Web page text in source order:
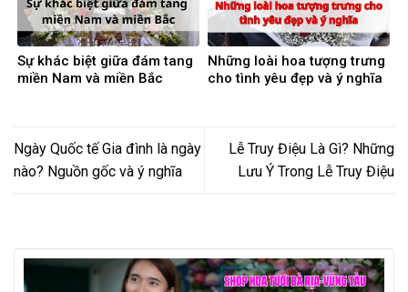
Sự khác biệt giữa đám tang
miền Nam và miền Bắc
Những loài hoa tượng trưng
cho tình yêu đẹp và ý nghĩa
Ngày Quốc tế Gia đình là ngày
nào? Nguồn gốc và ý nghĩa
Lễ Truy Điệu Là Gì? Những
Lưu Ý Trong Lễ Truy Điệu